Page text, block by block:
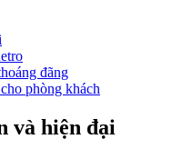
đãng
phòng khách
và hiện đại